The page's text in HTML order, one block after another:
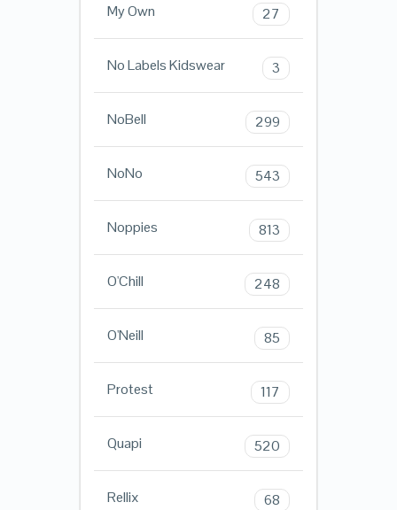
My Own 27
No Labels Kidswear 3
NoBell 299
NoNo 543
Noppies 813
O'Chill 248
O'Neill 85
Protest 117
Quapi 520
Rellix 68